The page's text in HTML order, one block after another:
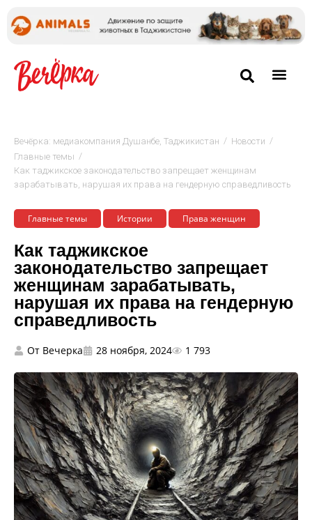
Вечёрка: медиакомпания Душанбе, Таджикистан / Новости /
Главные темы /
Как таджикское законодательство запрещает женщинам
зарабатывать, нарушая их права на гендерную справедливость
Главные темы Истории Права женщин
Как таджикское
законодательство запрещает
женщинам зарабатывать,
нарушая их права на гендерную
справедливость
От Вечерка 28 ноября, 2024 1 793